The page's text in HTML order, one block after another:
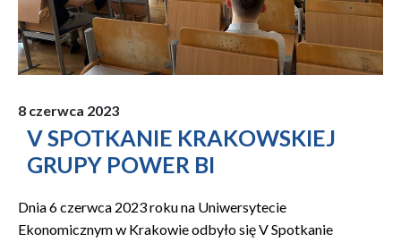
8 czerwca 2023
V SPOTKANIE KRAKOWSKIEJ
GRUPY POWER BI
Dnia 6 czerwca 2023 roku na Uniwersytecie
Ekonomicznym w Krakowie odbyło się V Spotkanie